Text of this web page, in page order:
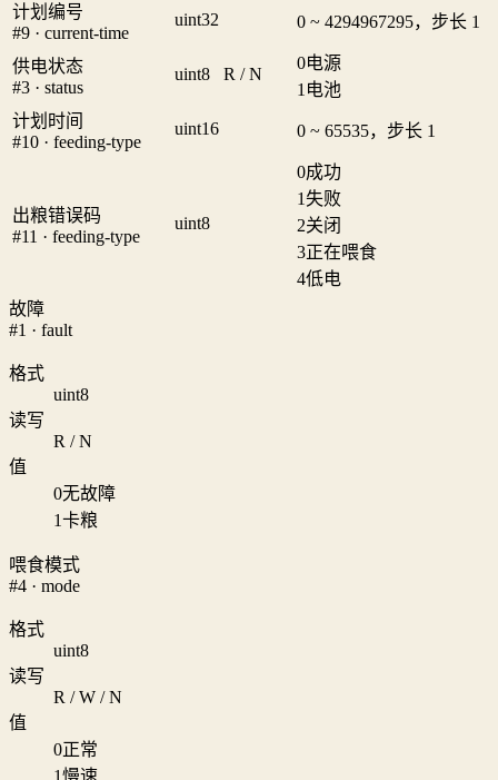
计划编号
#9 · current-time
uint32 0 ~ 4294967295，步长 1
供电状态
#3 · status
uint8 R / N
0电源
1 电池
计划时间
#10 · feeding-type
uint16 0 ~ 65535，步长 1
出粮错误码
#11 · feeding-type
uint8
0成功
1失败
2关闭
3正在喂食
4低电
故障
#1 · fault
格式
uint8
读写
R / N
值
0无故障
1卡粮
喂食模式
#4 · mode
格式
uint8
读写
R / W / N
值
0正常
1慢速